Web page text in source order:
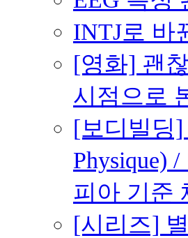
INTJ로 바
[영화] 괜
시점으로
[보디빌딩]
Physique)
피아 기준
[시리즈]